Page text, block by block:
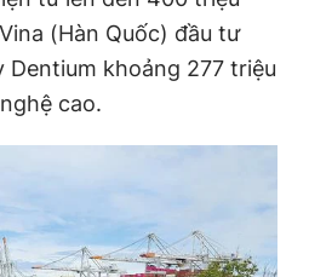
(Hàn Quốc) đầu tư
Dentium khoảng 277 triệu
cao.